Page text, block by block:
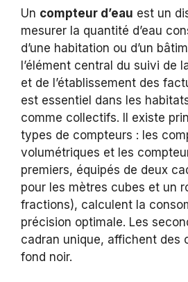
Un compteur d’eau est un
mesurer la quantité d’eau
d’une habitation ou d’un
l’élément central du suivi de
et de l’établissement des
est essentiel dans les
comme collectifs. Il existe
types de compteurs : les
volumétriques et les
premiers, équipés de deux
pour les mètres cubes et un
fractions), calculent la
précision optimale. Les
cadran unique, affichent des
fond noir.